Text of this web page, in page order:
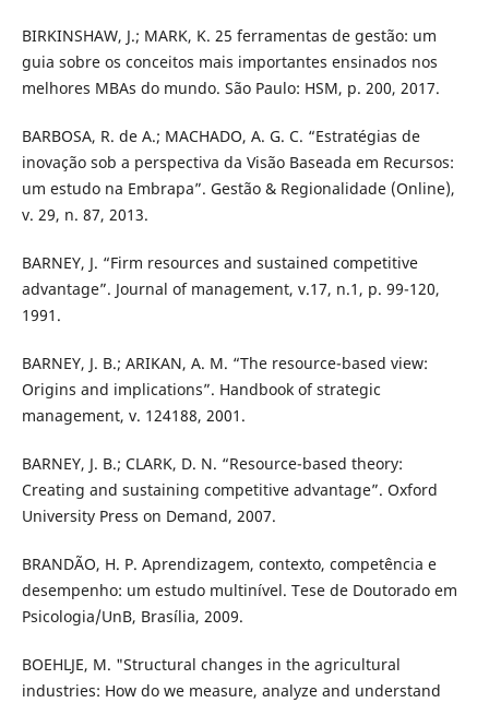
BIRKINSHAW, J.; MARK, K. 25 ferramentas de gestão: um
guia sobre os conceitos mais importantes ensinados nos
melhores MBAs do mundo. São Paulo: HSM, p. 200, 2017.
BARBOSA, R. de A.; MACHADO, A. G. C. “Estratégias de
inovação sob a perspectiva da Visão Baseada em Recursos:
um estudo na Embrapa”. Gestão & Regionalidade (Online),
v. 29, n. 87, 2013.
BARNEY, J. “Firm resources and sustained competitive
advantage”. Journal of management, v.17, n.1, p. 99-120,
1991.
BARNEY, J. B.; ARIKAN, A. M. “The resource-based view:
Origins and implications”. Handbook of strategic
management, v. 124188, 2001.
BARNEY, J. B.; CLARK, D. N. “Resource-based theory:
Creating and sustaining competitive advantage”. Oxford
University Press on Demand, 2007.
BRANDÃO, H. P. Aprendizagem, contexto, competência e
desempenho: um estudo multinível. Tese de Doutorado em
Psicologia/UnB, Brasília, 2009.
BOEHLJE, M. "Structural changes in the agricultural
industries: How do we measure, analyze and understand